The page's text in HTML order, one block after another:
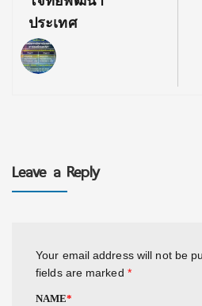
ประเทศ
Leave a Reply
Your email address will not be
fields are marked *
NAME*